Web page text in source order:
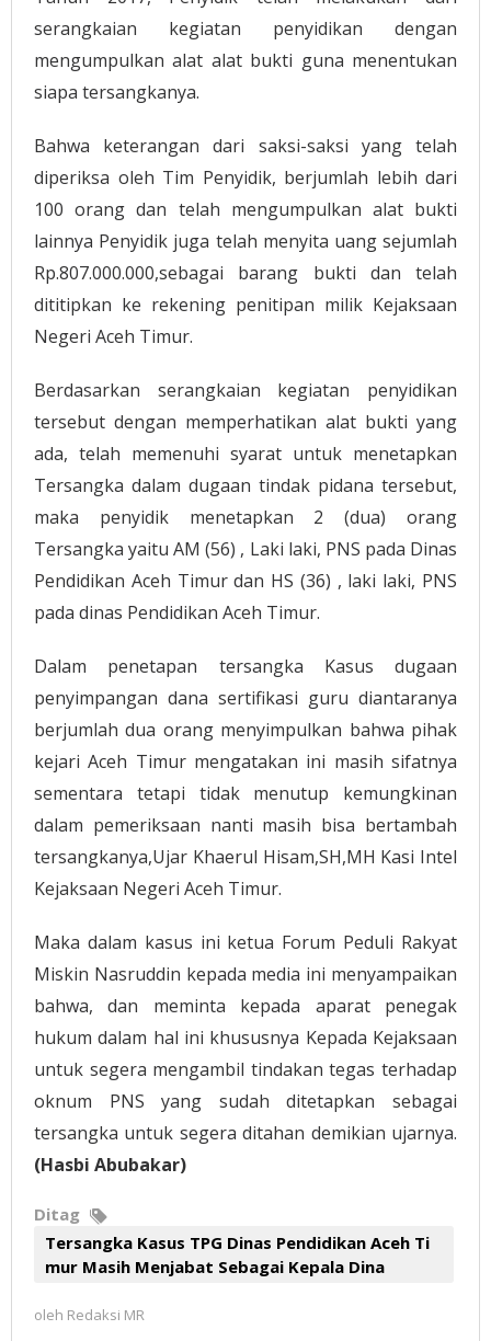
serangkaian kegiatan penyidikan dengan
mengumpulkan alat alat bukti guna menentukan
siapa tersangkanya.
Bahwa keterangan dari saksi-saksi yang telah
diperiksa oleh Tim Penyidik, berjumlah lebih dari
100 orang dan telah mengumpulkan alat bukti
lainnya Penyidik juga telah menyita uang sejumlah
Rp.807.000.000,sebagai barang bukti dan telah
dititipkan ke rekening penitipan milik Kejaksaan
Negeri Aceh Timur.
Berdasarkan serangkaian kegiatan penyidikan
tersebut dengan memperhatikan alat bukti yang
ada, telah memenuhi syarat untuk menetapkan
Tersangka dalam dugaan tindak pidana tersebut,
maka penyidik menetapkan 2 (dua) orang
Tersangka yaitu AM (56) , Laki laki, PNS pada Dinas
Pendidikan Aceh Timur dan HS (36) , laki laki, PNS
pada dinas Pendidikan Aceh Timur.
Dalam penetapan tersangka Kasus dugaan
penyimpangan dana sertifikasi guru diantaranya
berjumlah dua orang menyimpulkan bahwa pihak
kejari Aceh Timur mengatakan ini masih sifatnya
sementara tetapi tidak menutup kemungkinan
dalam pemeriksaan nanti masih bisa bertambah
tersangkanya,Ujar Khaerul Hisam,SH,MH Kasi Intel
Kejaksaan Negeri Aceh Timur.
Maka dalam kasus ini ketua Forum Peduli Rakyat
Miskin Nasruddin kepada media ini menyampaikan
bahwa, dan meminta kepada aparat penegak
hukum dalam hal ini khususnya Kepada Kejaksaan
untuk segera mengambil tindakan tegas terhadap
oknum PNS yang sudah ditetapkan sebagai
tersangka untuk segera ditahan demikian ujarnya.
(Hasbi Abubakar)
Ditag
Tersangka Kasus TPG Dinas Pendidikan Aceh Ti
mur Masih Menjabat Sebagai Kepala Dina
oleh Redaksi MR